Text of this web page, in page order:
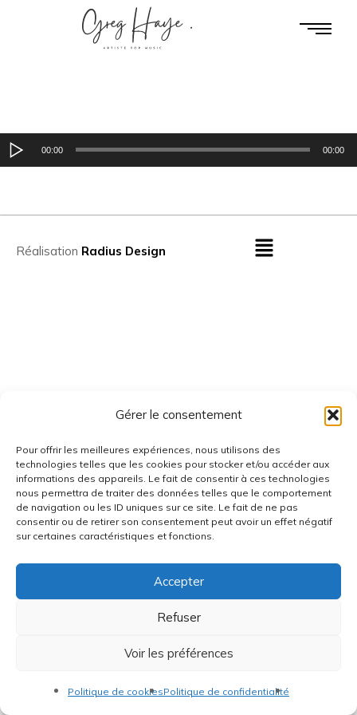
Gérer le consentement
Pour offrir les meilleures expériences, nous utilisons des
technologies telles que les cookies pour stocker et/ou accéder aux
informations des appareils. Le fait de consentir à ces technologies
nous permettra de traiter des données telles que le comportement
de navigation ou les ID uniques sur ce site. Le fait de ne pas
consentir ou de retirer son consentement peut avoir un effet négatif
sur certaines caractéristiques et fonctions.
Accepter
Refuser
Voir les préférences
Politique de cookiesPolitique de confidentialité
Lecteur
audio
00:00 00:00
Réalisation Radius Design